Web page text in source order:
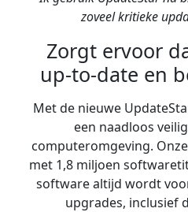
zoveel kritieke
Zorgt ervoor
up-to-date en
Met de nieuwe
een naadloos
computeromgeving.
met 1,8 miljoen
software altijd wordt
upgrades, inclusief